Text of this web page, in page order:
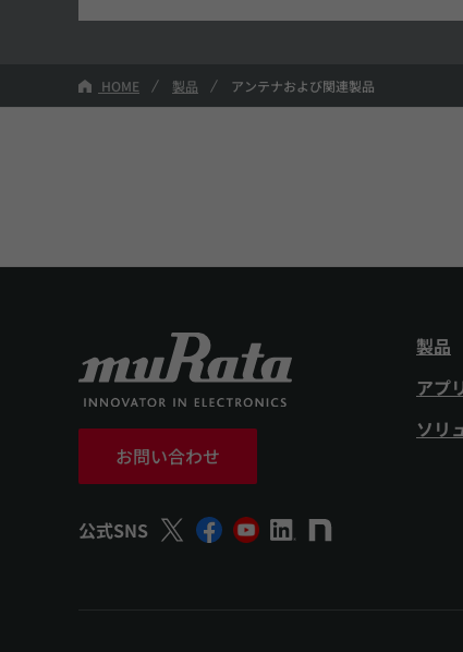
HOME 製品 アンテナおよび関連製品
お問い合わせ
公式SNS
製品
アプ
ソリ